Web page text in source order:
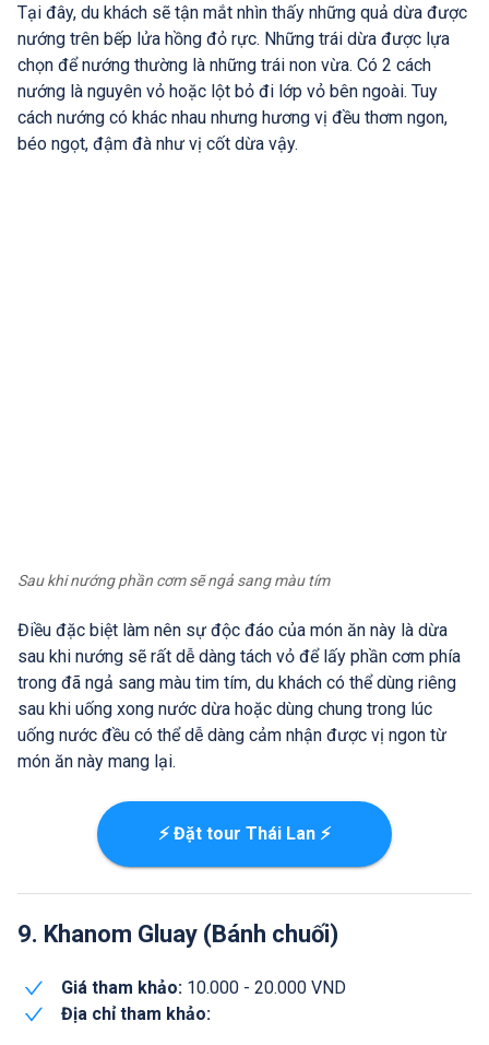
Tại đây, du khách sẽ tận mắt nhìn thấy những quả dừa được
nướng trên bếp lửa hồng đỏ rực. Những trái dừa được lựa
chọn để nướng thường là những trái non vừa. Có 2 cách
nướng là nguyên vỏ hoặc lột bỏ đi lớp vỏ bên ngoài. Tuy
cách nướng có khác nhau nhưng hương vị đều thơm ngon,
béo ngọt, đậm đà như vị cốt dừa vậy.
Sau khi nướng phần cơm sẽ ngả sang màu tím
Điều đặc biệt làm nên sự độc đáo của món ăn này là dừa
sau khi nướng sẽ rất dễ dàng tách vỏ để lấy phần cơm phía
trong đã ngả sang màu tim tím, du khách có thể dùng riêng
sau khi uống xong nước dừa hoặc dùng chung trong lúc
uống nước đều có thể dễ dàng cảm nhận được vị ngon từ
món ăn này mang lại.
⚡ Đặt tour Thái Lan ⚡
9. Khanom Gluay (Bánh chuối)
Giá tham khảo: 10.000 - 20.000 VND
Địa chỉ tham khảo: